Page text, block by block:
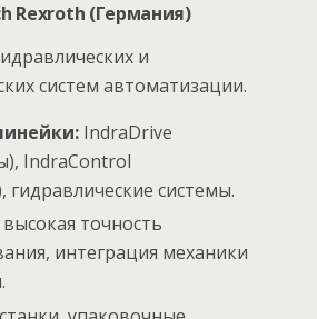
Rexroth (Германия)
и
систем автоматизации.
IndraDrive
IndraControl
гидравлические системы.
высокая точность
интеграция механики